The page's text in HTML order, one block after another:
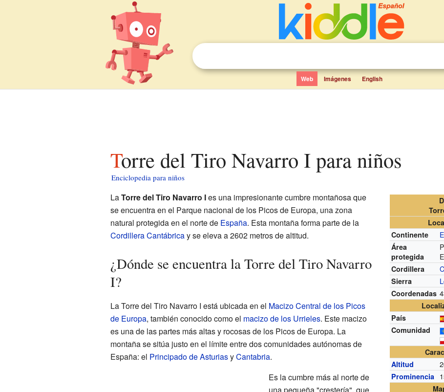
Web Imágenes English
Torre del Tiro Navarro I para niños
Enciclopedia para niños
Continente
Área
protegida
Cordillera
Sierra
Coordenadas
País
Comunidad
Altitud
Prominencia
LaTorre del Tiro Navarro Ies una impresionante cumbre montañosa que
se encuentra en el Parque nacional de los Picos de Europa, una zona
natural protegida en el norte de España. Esta montaña forma parte de la
Cordillera Cantábricay se eleva a 2602 metros de altitud.
¿Dónde se encuentra la Torre del Tiro Navarro
I?
La Torre del Tiro Navarro I está ubicada en el Macizo Central de los Picos
de Europa, también conocido como el macizo de los Urrieles. Este macizo
es una de las partes más altas y rocosas de los Picos de Europa. La
montaña se sitúa justo en el límite entre dos comunidades autónomas de
España: el Principado de AsturiasyCantabria.
Es la cumbre más al norte de